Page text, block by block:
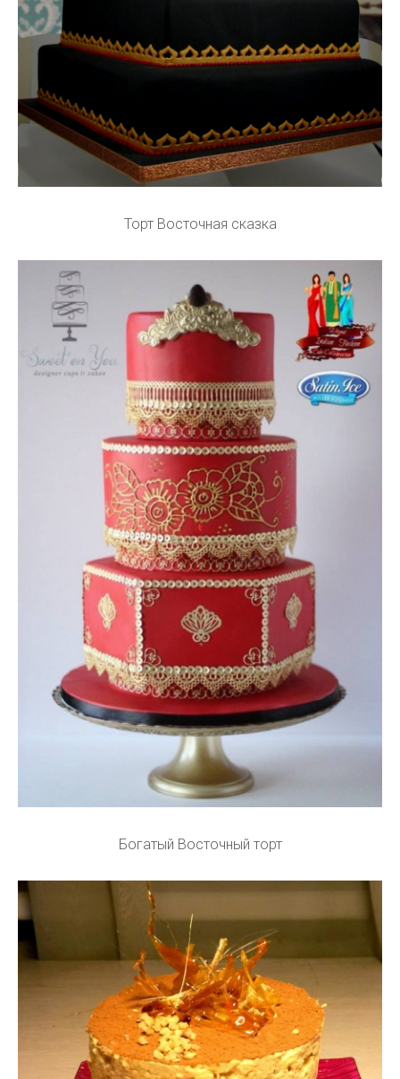
Торт Восточная сказка
Богатый Восточный торт